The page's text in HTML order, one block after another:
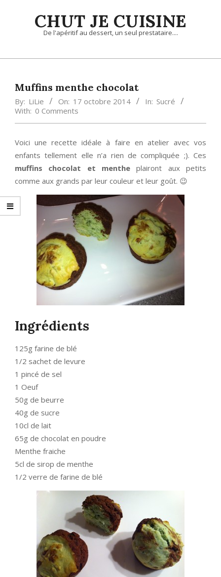
CHUT JE CUISINE
De l'apéritif au dessert, un seul prestataire....
Primary
MenuMuffins menthe chocolat
By: LiLie On: 17 octobre 2014 In: Sucré
With: 0 Comments
Voici une recette idéale à faire en atelier avec vos
enfants tellement elle n’a rien de compliquée ;). Ces
muffins chocolat et menthe plairont aux petits
comme aux grands par leur couleur et leur goût. 😉
Ingrédients
125g farine de blé
1/2 sachet de levure
1 pincé de sel
1 Oeuf
50g de beurre
40g de sucre
10cl de lait
65g de chocolat en poudre
Menthe fraiche
5cl de sirop de menthe
1/2 verre de farine de blé